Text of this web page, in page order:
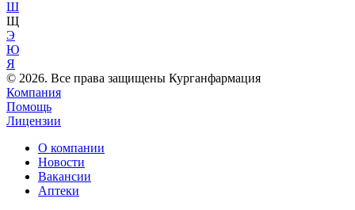
Ш
Щ
Э
Ю
Я
© 2026. Все права защищены Курганфармация
Компания
Помощь
Лицензии
О компании
Новости
Вакансии
Аптеки